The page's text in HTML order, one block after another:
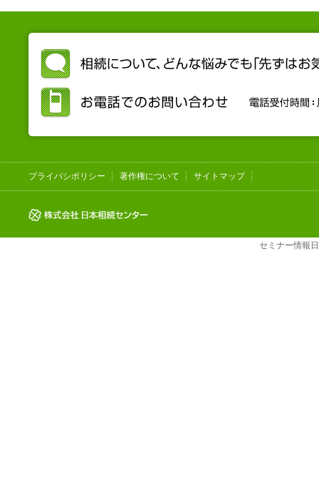
プライバシポリシー 著作権について サイトマップ
セミナー情報